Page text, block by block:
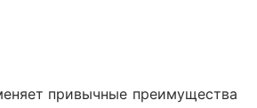
привычные преимущества